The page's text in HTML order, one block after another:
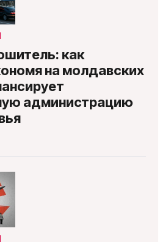
как
на молдавских
администрацию